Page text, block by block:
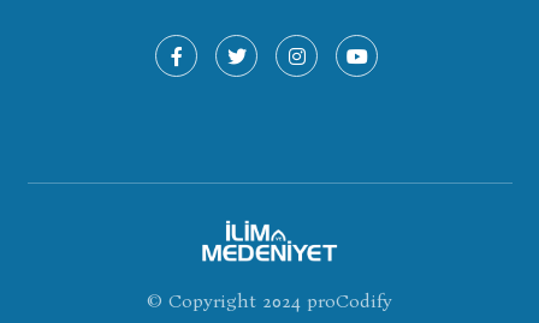
© Copyright 2024 proCodify